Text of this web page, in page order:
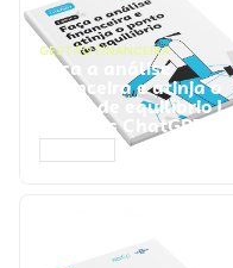
GESTÃO FINANCEIRA
Faça a análise
financeira e atinja o
ponto de equilíbrio |
Prompts ChatGPT